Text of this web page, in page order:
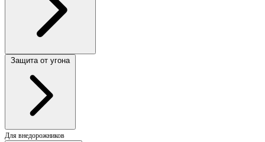
Защита от угона
Для внедорожников